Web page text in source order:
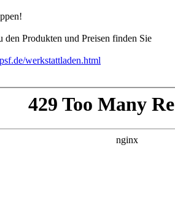
den Produkten und Preisen finden Sie
werkstattladen.html